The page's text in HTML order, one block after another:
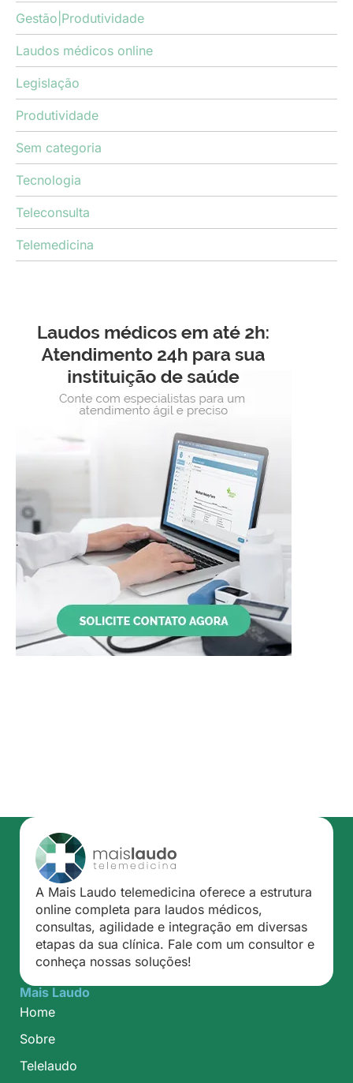
Gestão|Produtividade
Laudos médicos online
Legislação
Produtividade
Sem categoria
Tecnologia
Teleconsulta
Telemedicina
A Mais Laudo telemedicina oferece a estrutura
online completa para laudos médicos,
consultas, agilidade e integração em diversas
etapas da sua clínica. Fale com um consultor e
conheça nossas soluções!
Mais Laudo
Home
Sobre
Telelaudo